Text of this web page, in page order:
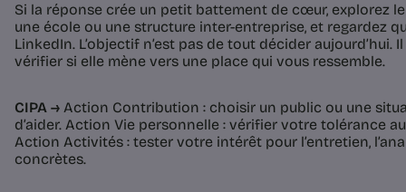
Si la réponse crée un petit battement de cœur, explorez
une école ou une structure inter-entreprise, et regardez
LinkedIn. L’objectif n’est pas de tout décider aujourd’hui.
vérifier si elle mène vers une place qui vous ressemble.
CIPA → Action Contribution : choisir un public ou une
d’aider. Action Vie personnelle : vérifier votre tolérance
Action Activités : tester votre intérêt pour l’entretien,
concrètes.